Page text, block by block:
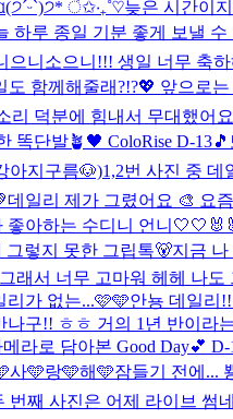
ੈ✩‧₊˚♡늦은 시간이
루 종일 기분 좋게 보낼
으니소으니!!! 생일 너무 축
함께해줄래?!?💖 앞으로
리 덕분에 힘내서 무대했어
똑단발🪴🖤 ColoRise D-13🎵
아지구름🐶)1,2번 사진 중 데
데일리 제가 그렸어요 🎨 요
아하는 수디니 언니
그렇지 못한 그립톡🐻지금
래서 너무 고마워 헤헤 나
리가 없는...🩷🩵안뇽 데일리
구!! ㅎㅎ 거의 1년 반이
메라로 담아본 Good Day💕
사🩵랑🩵해🩵잠들기 전에...
째 사진은 어제 라이브 썸